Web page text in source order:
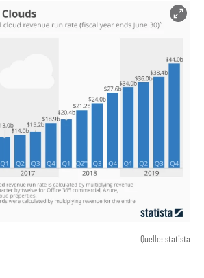
Quelle: statista